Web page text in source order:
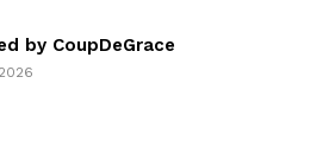
by CoupDeGrace